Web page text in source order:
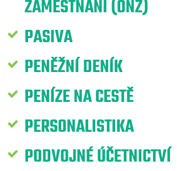
ZAMĚSTNÁNÍ (ONZ)
PASIVA
PENĚŽNÍ DENÍK
PENÍZE NA CESTĚ
PERSONALISTIKA
PODVOJNÉ ÚČETNICTVÍ